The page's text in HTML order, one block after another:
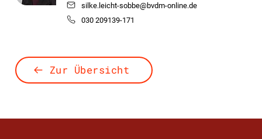
silke.leicht-sobbe@bvdm-online.de
030 209139-171
Zur Übersicht